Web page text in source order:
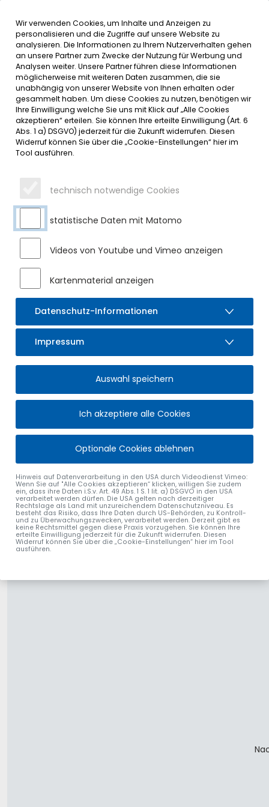
MENÜ
SERVICE
DATUMSMENÜ
JAHR WÄHLEN
MONAT WÄHLEN
Wir verwenden Cookies, um Inhalte und Anzeigen zu
personalisieren und die Zugriffe auf unsere Website zu
analysieren. Die Informationen zu Ihrem Nutzerverhalten gehen
an unsere Partner zum Zwecke der Nutzung für Werbung und
Analysen weiter. Unsere Partner führen diese Informationen
möglicherweise mit weiteren Daten zusammen, die sie
unabhängig von unserer Website von Ihnen erhalten oder
gesammelt haben. Um diese Cookies zu nutzen, benötigen wir
Ihre Einwilligung welche Sie uns mit Klick auf „Alle Cookies
akzeptieren“ erteilen. Sie können Ihre erteilte Einwilligung (Art. 6
Abs. 1 a) DSGVO) jederzeit für die Zukunft widerrufen. Diesen
Widerruf können Sie über die „Cookie-Einstellungen“ hier im
Tool ausführen.
technisch notwendige Cookies
statistische Daten mit Matomo
Videos von Youtube und Vimeo anzeigen
Kartenmaterial anzeigen
Datenschutz-Informationen
Impressum
Auswahl speichern
Ich akzeptiere alle Cookies
Optionale Cookies ablehnen
Hinweis auf Datenverarbeitung in den USA durch Videodienst Vimeo:
Wenn Sie auf "Alle Cookies akzeptieren“ klicken, willigen Sie zudem
ein, dass ihre Daten i.S.v. Art. 49 Abs. 1 S. 1 lit. a) DSGVO in den USA
verarbeitet werden dürfen. Die USA gelten nach derzeitiger
Rechtslage als Land mit unzureichendem Datenschutzniveau. Es
besteht das Risiko, dass Ihre Daten durch US-Behörden, zu Kontroll-
und zu Überwachungszwecken, verarbeitet werden. Derzeit gibt es
keine Rechtsmittel gegen diese Praxis vorzugehen. Sie können Ihre
erteilte Einwilligung jederzeit für die Zukunft widerrufen. Diesen
Widerruf können Sie über die „Cookie-Einstellungen“ hier im Tool
ausführen.